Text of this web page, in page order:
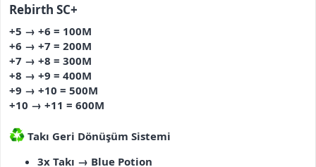
Rebirth SC+
+5 → +6 = 100M
+6 → +7 = 200M
+7 → +8 = 300M
+8 → +9 = 400M
+9 → +10 = 500M
+10 → +11 = 600M
Takı Geri Dönüşüm Sistemi
3x Takı → Blue Potion